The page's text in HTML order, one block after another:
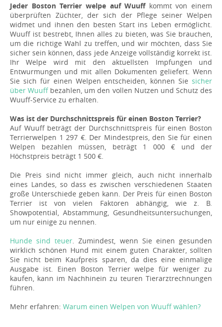
Jeder Boston Terrier welpe auf Wuuffkommt von einem
überprüften Züchter, der sich der Pflege seiner Welpen
widmet und ihnen den besten Start ins Leben ermöglicht.
Wuuff ist bestrebt, Ihnen alles zu bieten, was Sie brauchen,
um die richtige Wahl zu treffen, und wir möchten, dass Sie
sicher sein können, dass jede Anzeige vollständig korrekt ist.
Ihr Welpe wird mit den aktuellsten Impfungen und
Entwurmungen und mit allen Dokumenten geliefert. Wenn
Sie sich für einen Welpen entscheiden, können Sie sicher
über Wuuffbezahlen, um den vollen Nutzen und Schutz des
Wuuff-Service zu erhalten.
Was ist der Durchschnittspreis für einen Boston Terrier?
Auf Wuuff beträgt der Durchschnittspreis für einen Boston
Terrierwelpen 1 297 €. Der Mindestpreis, den Sie für einen
Welpen bezahlen müssen, beträgt 1 000 € und der
Höchstpreis beträgt 1 500 €.
Die Preis sind nicht immer gleich, auch nicht innerhalb
eines Landes, so dass es zwischen verschiedenen Staaten
große Unterschiede geben kann. Der Preis für einen Boston
Terrier ist von vielen Faktoren abhängig, wie z. B.
Showpotential, Abstammung, Gesundheitsuntersuchungen,
um nur einige zu nennen.
Hunde sind teuer . Zumindest, wenn Sie einen gesunden
wirklich schönen Hund mit einem guten Charakter, sollten
Sie nicht beim Kaufpreis sparen, da dies eine einmalige
Ausgabe ist. Einen Boston Terrier welpe für weniger zu
kaufen, kann im Nachhinein zu teuren Tierarztrechnungen
führen.
Mehr erfahren: Warum einen Welpen von Wuuff wählen?